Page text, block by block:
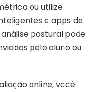
ou utilize
e apps de
postural pode
pelo aluno ou
online, você